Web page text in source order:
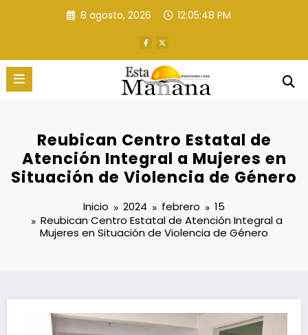
8 agosto, 2026 12:05:49 PM
Reubican Centro Estatal de
Atención Integral a Mujeres en
Situación de Violencia de Género
Inicio 2024 febrero
15
Reubican Centro Estatal de Atención Integral a
Mujeres en Situación de Violencia de Género